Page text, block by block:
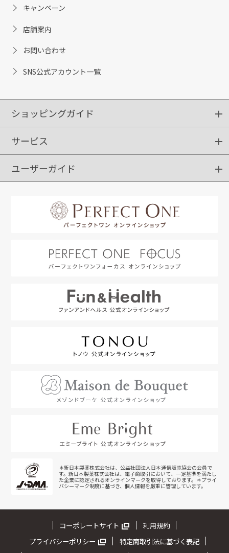
キャンペーン
店舗案内
お問い合わせ
SNS公式アカウント一覧
ショッピングガイド
ショッピングガイド
ご注文方法
送料・配送
クーポンご利用方法
サービス
定期購入
ポイントサービス
お知らせメール
ユーザーガイド
＊新日本製薬株式会社は、公益社団法人日本通信販売協会の会員で
す。新日本製薬株式会社は、電子商取引において、一定基準を満たし
た企業に認定されるオンラインマークを取得しております。＊プライ
バシーマーク制度に基づき、個人情報を厳重に管理しています。
コーポレートサイト
利用規約
プライバシーポリシー
特定商取引法に基づく表記